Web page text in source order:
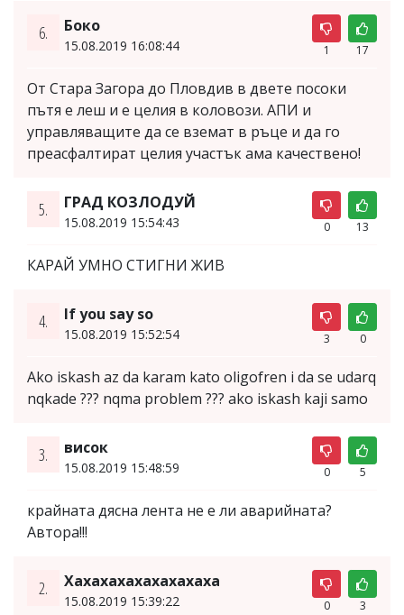
6. Боко
15.08.2019 16:08:44 1 17
От Стара Загора до Пловдив в двете посоки
пътя е леш и е целия в коловози. АПИ и
управляващите да се вземат в ръце и да го
преасфалтират целия участък ама качествено!
5. ГРАД КОЗЛОДУЙ
15.08.2019 15:54:43 0 13
КАРАЙ УМНО СТИГНИ ЖИВ
4. If you say so
15.08.2019 15:52:54 3 0
Ako iskash az da karam kato oligofren i da se udarq
nqkade ??? nqma problem ??? ako iskash kaji samo
3. висок
15.08.2019 15:48:59 0 5
крайната дясна лента не е ли аварийната?
Автора!!!
2. Хахахахахахахахаха
15.08.2019 15:39:22 0 3